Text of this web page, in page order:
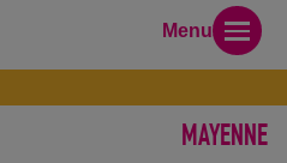
MAYENNE
Menu